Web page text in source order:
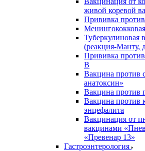
живой коревой
Прививка
Туберкулиновая
(реакция-Манту,
Прививка против
В
Вакцина против
анатоксин»
Вакцина против
Вакцина против
энцефалита
Вакцинация от
вакцинами
«Превенар 13»
Гастроэнтерология